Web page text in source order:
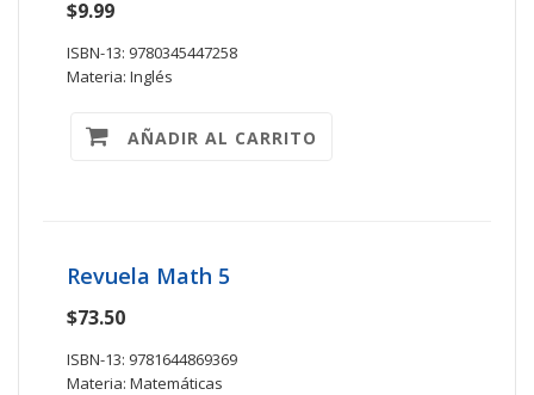
$9.99
ISBN-13: 9780345447258
Materia: Inglés
AÑADIR AL CARRITO
Revuela Math 5
$73.50
ISBN-13: 9781644869369
Materia: Matemáticas